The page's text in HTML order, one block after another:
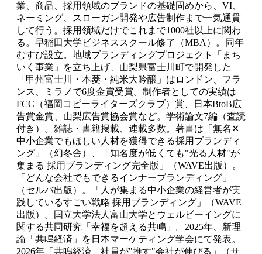
業、商品、採用領域のブランドの基礎固めから、VI、
ネーミング、スローガン開発や広告制作まで一気通貫
して行う。採用領域だけでこれまで1000社以上に関わ
る。早稲田大学ビジネススクール修了（MBA）。同年
むすび設立。地域ブランディングプロジェクト「まち
いく事業」を立ち上げ、山梨県富士川町で開発した
「甲州富士川・本菱・純米大吟醸」はロンドン、フラ
ンス、ミラノで6度金賞受賞。制作者としての実績は
FCC（福岡コピーライターズクラブ）賞、日本BtoB広
告賞金賞、山梨広告賞協会賞など。学術論文7編（査読
付き）。雑誌・書籍掲載、連載多数。著書は「無名✕
中小企業でもほしい人材を獲得できる採用ブランディ
ング」（幻冬舎）、「知名度が低くても"光る人材"が
集まる 採用ブランディング完全版」（WAVE出版）。
「どんな会社でもできるインナーブランディング」
（セルバ出版）。「人が集まる中小企業の経営者が実
践しているすごい戦略 採用ブランディング」（WAVE
出版）。国立大学法人富山大学とウェルビーイングに
関する共同研究「幸福を超える共鳴」。2025年、新理
論「共鳴経済」を日本マーケティング学会にて発表。
2026年「共鳴経済 社員が"推す"会社が伸びる」（サ